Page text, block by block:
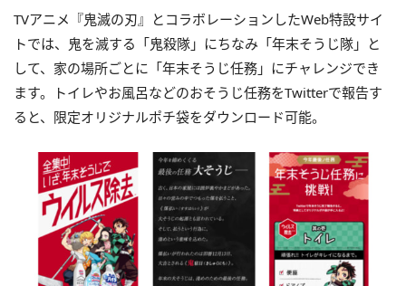
TVアニメ『鬼滅の刃』とコラボレーションしたWeb特設サイ
トでは、鬼を滅する「鬼殺隊」にちなみ「年末そうじ隊」と
して、家の場所ごとに「年末そうじ任務」にチャレンジでき
ます。トイレやお風呂などのおそうじ任務をTwitterで報告す
ると、限定オリジナルポチ袋をダウンロード可能。